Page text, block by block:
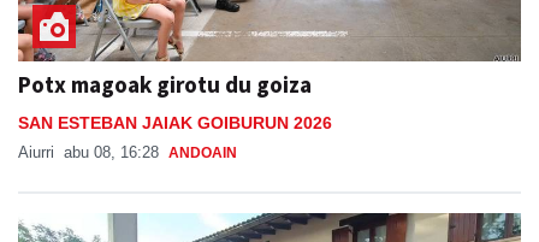
Potx magoak girotu du goiza
SAN ESTEBAN JAIAK GOIBURUN 2026
Aiurri abu 08, 16:28 ANDOAIN